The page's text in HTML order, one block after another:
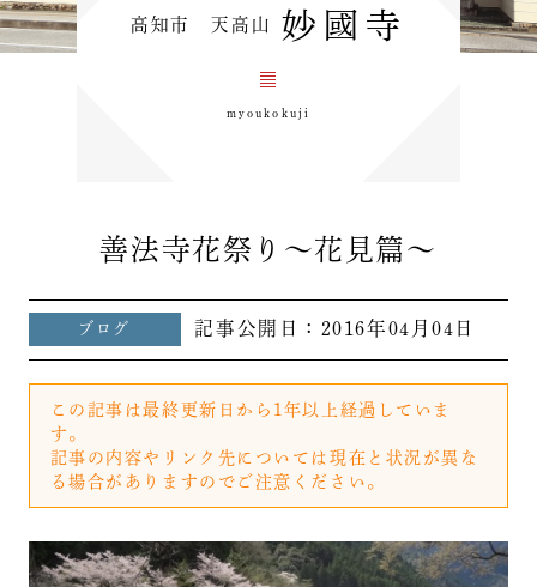
高知市 天高山 妙國寺
myoukokuji
善法寺花祭り～花見篇～
ブログ 記事公開日： 2016年04月04日
この記事は最終更新日から1年以上経過していま
す。
記事の内容やリンク先については現在と状況が異な
る場合がありますのでご注意ください。